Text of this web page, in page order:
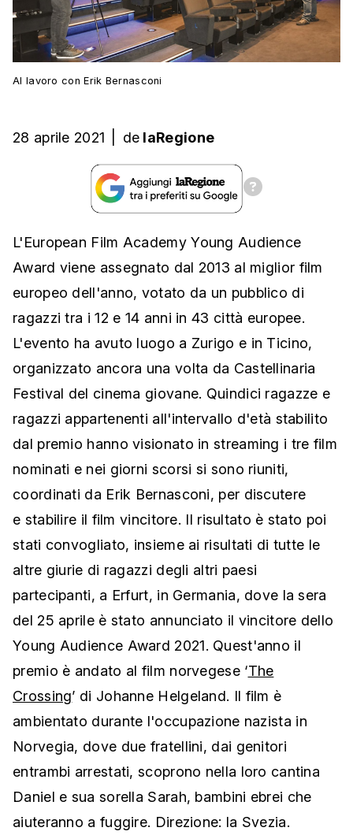
Al lavoro con Erik Bernasconi
28 aprile 2021 de laRegione
L'European Film Academy Young Audience
Award viene assegnato dal 2013 al miglior film
europeo dell'anno, votato da un pubblico di
ragazzi tra i 12 e 14 anni in 43 città europee.
L'evento ha avuto luogo a Zurigo e in Ticino,
organizzato ancora una volta da Castellinaria
Festival del cinema giovane. Quindici ragazze e
ragazzi appartenenti all'intervallo d'età stabilito
dal premio hanno visionato in streaming i tre film
nominati e nei giorni scorsi si sono riuniti,
coordinati da Erik Bernasconi, per discutere
e stabilire il film vincitore. Il risultato è stato poi
stati convogliato, insieme ai risultati di tutte le
altre giurie di ragazzi degli altri paesi
partecipanti, a Erfurt, in Germania, dove la sera
del 25 aprile è stato annunciato il vincitore dello
Young Audience Award 2021. Quest'anno il
premio è andato al film norvegese ‘The
Crossing’ di Johanne Helgeland. Il film è
ambientato durante l'occupazione nazista in
Norvegia, dove due fratellini, dai genitori
entrambi arrestati, scoprono nella loro cantina
Daniel e sua sorella Sarah, bambini ebrei che
aiuteranno a fuggire. Direzione: la Svezia.